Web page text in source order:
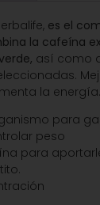
es el
la cafeína
así como
la energía.
para
peso
para